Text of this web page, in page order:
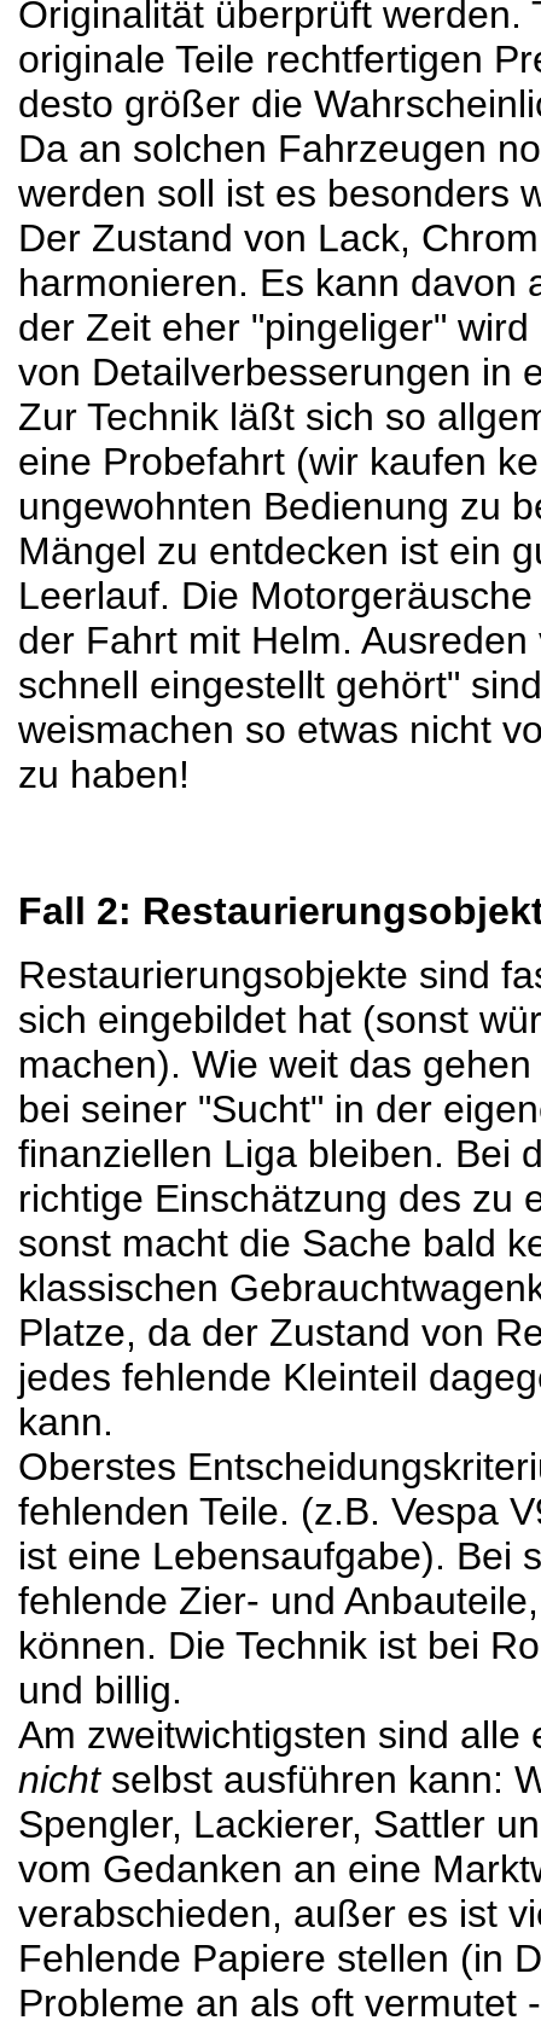
Originalität überprüft werden.
originale Teile rechtfertigen
desto größer die
Da an solchen Fahrzeugen
werden soll ist es besonders
Der Zustand von Lack,
harmonieren. Es kann davon
der Zeit eher "pingeliger"
von Detailverbesserungen in
Zur Technik läßt sich so
eine Probefahrt (wir kaufen
ungewohnten Bedienung zu
Mängel zu entdecken ist ein
Leerlauf. Die
der Fahrt mit Helm.
schnell eingestellt gehört"
weismachen so etwas nicht
zu haben!
Fall 2:
Restaurierungsobjekte sind
sich eingebildet hat (sonst
machen). Wie weit das
bei seiner "Sucht" in der
finanziellen Liga bleiben. Bei
richtige Einschätzung des zu
sonst macht die Sache bald
klassischen
Platze, da der Zustand von
jedes fehlende Kleinteil
kann.
Oberstes
fehlenden Teile. (z.B. Vespa
ist eine Lebensaufgabe). Bei
fehlende Zier- und
können. Die Technik ist bei
und billig.
Am zweitwichtigsten sind
nichtselbst ausführen kann:
Spengler, Lackierer, Sattler
vom Gedanken an eine
verabschieden, außer es ist
Fehlende Papiere stellen (in
Probleme an als oft vermutet